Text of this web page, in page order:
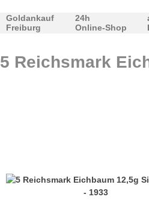
Goldankauf
Freiburg
24h
Online-Shop
5 Reichsmark